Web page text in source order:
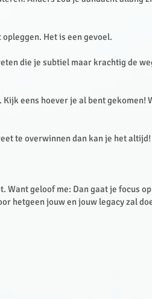
Het is een gevoel.
die je subtiel maar krachtig de
eens hoever je al bent gekomen!
te overwinnen dan kan je het altijd!
Want geloof me: Dan gaat je focus op
hetgeen jouw en jouw legacy zal